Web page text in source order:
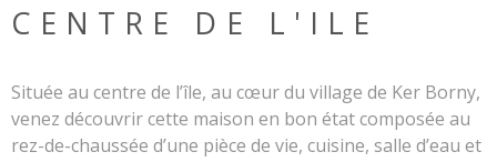
CENTRE DE L'ILE
Située au centre de l’île, au cœur du village de Ker Borny,
venez découvrir cette maison en bon état composée au
rez-de-chaussée d’une pièce de vie, cuisine, salle d’eau et